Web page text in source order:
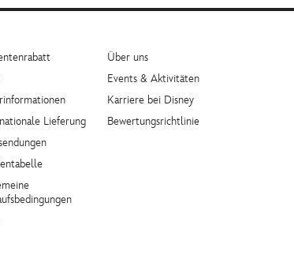
Lieferung
Über uns
Events & Aktivitäten
Karriere bei Disney
Bewertungsrichtlinie